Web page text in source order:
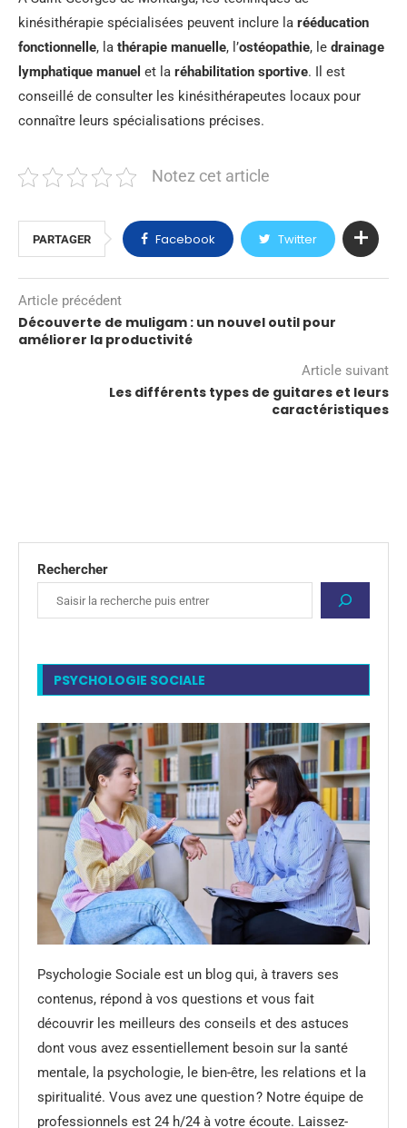
kinésithérapie spécialisées peuvent inclure la rééducation
fonctionnelle, la thérapie manuelle, l’ostéopathie, le drainage
lymphatique manuel et la réhabilitation sportive. Il est
conseillé de consulter les kinésithérapeutes locaux pour
connaître leurs spécialisations précises.
Notez cet article
PARTAGER Facebook Twitter
Article précédent
Découverte de muligam : un nouvel outil pour
améliorer la productivité
Article suivant
Les différents types de guitares et leurs
caractéristiques
Rechercher
PSYCHOLOGIE SOCIALE
Psychologie Sociale est un blog qui, à travers ses
contenus, répond à vos questions et vous fait
découvrir les meilleurs des conseils et des astuces
dont vous avez essentiellement besoin sur la santé
mentale, la psychologie, le bien-être, les relations et la
spiritualité. Vous avez une question ? Notre équipe de
professionnels est 24 h/24 à votre écoute. Laissez-